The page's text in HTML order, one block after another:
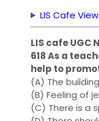
LIS Cafe
LIS cafe UGC
618 As a
help to
(A) The
(B) Feeling of
(C) There is a